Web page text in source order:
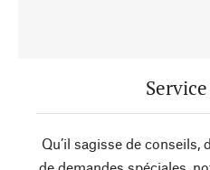
Qu’il sagisse de conseils,